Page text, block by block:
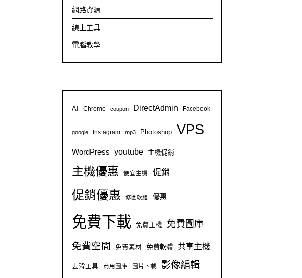
網路資源
線上工具
電腦教學
AI Chrome coupon DirectAdmin Facebook
google Instagram mp3 Photoshop VPS
WordPress youtube 主機促銷
主機優惠 便宜主機 促銷
促銷優惠 修圖軟體 優惠
免費下載 免費主機 免費圖庫
免費空間 免費素材 免費軟體 共享主機
去背工具 商用圖庫 圖片下載 影像編輯